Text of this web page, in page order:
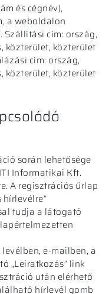
és cégnév),
a weboldalon
cím: ország,
közterület, közterület
cím: ország,
közterület, közterület
során lehetősége
Informatikai Kft.
A regisztrációs űrlap
tudja a látogató
e-mailben, a
„Leiratkozás” link
után elérhető
hírlevél gomb